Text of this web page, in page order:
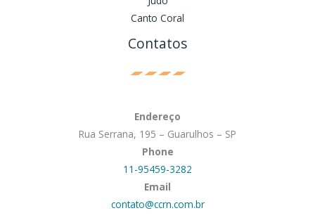
Canto Coral
Contatos
Endereço
Rua Serrana, 195 – Guarulhos – SP
Phone
11-95459-3282
Email
contato@ccrn.com.br